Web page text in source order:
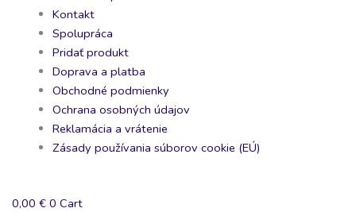
Kontakt
Spolupráca
Pridať produkt
Doprava a platba
Obchodné podmienky
Ochrana osobných údajov
Reklamácia a vrátenie
Zásady používania súborov cookie (EÚ)
0,00 € 0 Cart